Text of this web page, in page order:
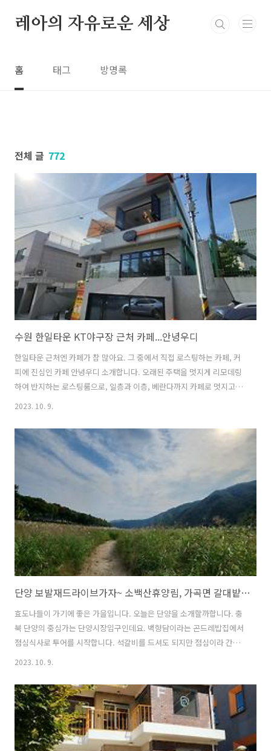
레아의 자유로운 세상
홈 태그 방명록
전체 글 772
수원 한일타운 KT야구장 근처 카페...안녕우디
한일타운 근처엔 카페가 참 많아요. 그 중에서 직접 로스팅하는 카페, 커
피에 진심인 카페 안녕우디 소개합니다. 오래된 주택을 멋지게 리모데링
하여 반지하는 로스팅룸으로, 일층과 이층, 베란다까지 카페로 멋지고 예
쁘게 꾸몄어요. 특히 4가지 원두 중 선택하는 메뉴는 주인장의 커피자부
정중하시고 또 서비스과자도 주시는 세심한 배려, 맛있는 커피향까지 강
력하게 추천합니다. 낮에 가든 밤에 가든 언제든지 좋은 카페~요즘 자주
찾게 되네요~ #북수원 한일타운 카페#안녕우디#KT야구장맛집
2023. 10. 9.
단양 보발재드라이브가자~ 소백산휴양림, 가곡면 갈대밭, 온달관광지까지
효도나들이 가기에 좋은 가을입니다. 오늘은 단양을 소개할까합니다. 충
북 단양의 중심가는 단양시장입구인데요. 백향담이라는 곤드레밥집에서
점심식사로 투어를 시작합니다. 석갈비를 드셔도 되지만 점심이라 간단
하게 곤드레밥과 된장찌개를 먹고 보발재로 이동합니다.보발재전망대는
합니다.88세에도 전망대를 잘 올라가시네요. 멀리 온달산성이 보입니다.
자 이제 온달관광지로 이동합니다. 온달관광지에는 드라마세트장, 온달
전시관과 각 종 공예점, 음식점이 있어서 가족과 같이 가셔도 좋아요. 돌
아오는 길에 가곡초등학교 앞 고운마을갈대밭에 들렸어요. 주차하기도
좋고 갈대밭이 강따라 길게 있어서 올해 갈대구경을 잘 하고 올라갑니다.
2023. 10. 9.